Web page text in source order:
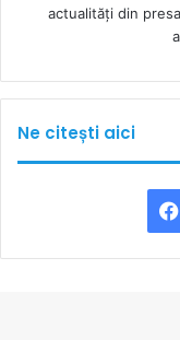
actualităţi din
Ne citești aici